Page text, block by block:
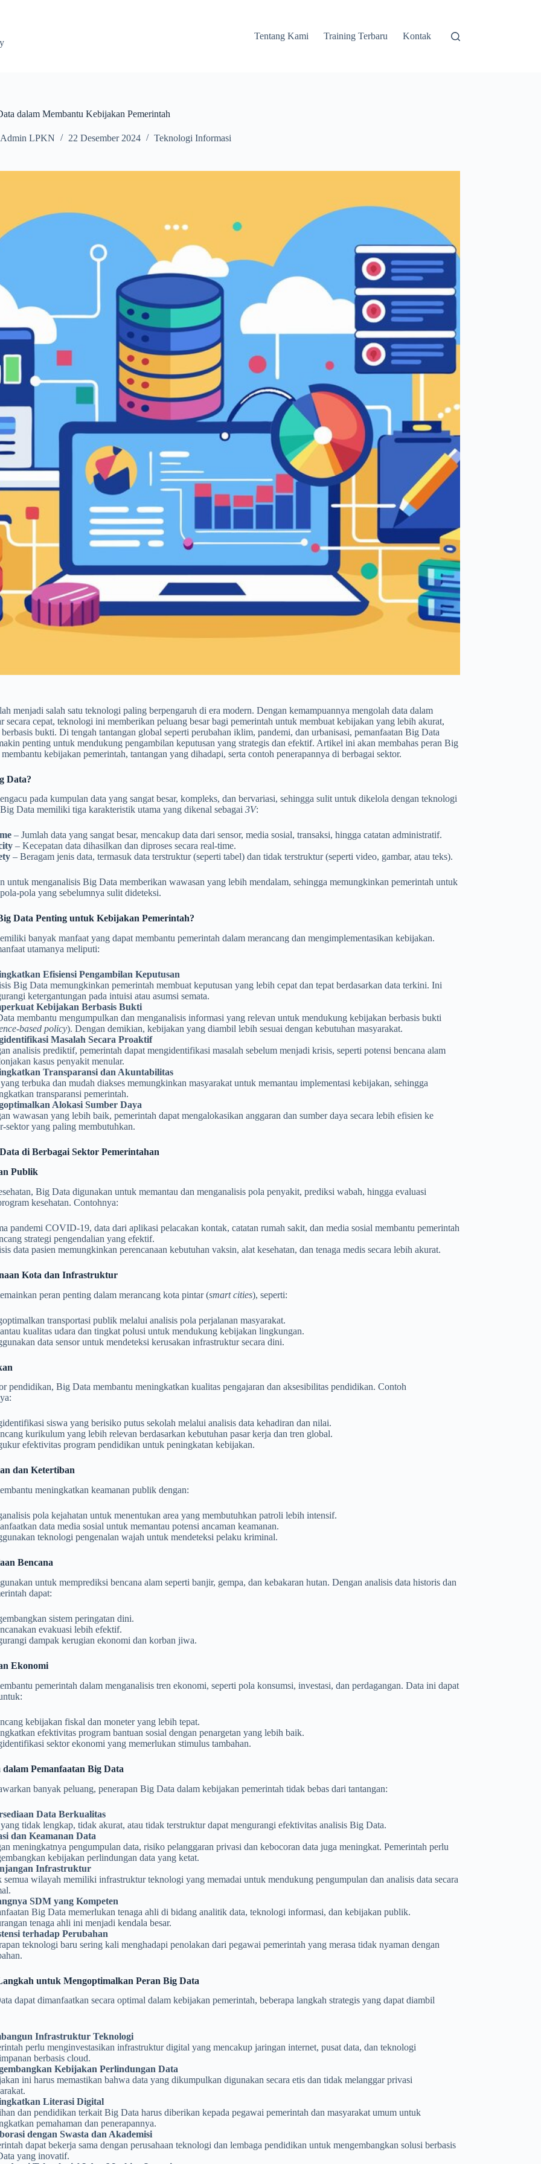
Tentang Kami Training Terbaru Kontak
dalam Membantu Kebijakan Pemerintah
Admin LPKN 22 Desember 2024 Teknologi Informasi
menjadi salah satu teknologi paling berpengaruh di era modern. Dengan kemampuannya mengolah data dalam
secara cepat, teknologi ini memberikan peluang besar bagi pemerintah untuk membuat kebijakan yang lebih akurat,
bukti. Di tengah tantangan global seperti perubahan iklim, pandemi, dan urbanisasi, pemanfaatan Big Data
penting untuk mendukung pengambilan keputusan yang strategis dan efektif. Artikel ini akan membahas peran Big
kebijakan pemerintah, tantangan yang dihadapi, serta contoh penerapannya di berbagai sektor.
Data?
pada kumpulan data yang sangat besar, kompleks, dan bervariasi, sehingga sulit untuk dikelola dengan teknologi
Data memiliki tiga karakteristik utama yang dikenal sebagai 3V:
– Jumlah data yang sangat besar, mencakup data dari sensor, media sosial, transaksi, hingga catatan administratif.
– Kecepatan data dihasilkan dan diproses secara real-time.
– Beragam jenis data, termasuk data terstruktur (seperti tabel) dan tidak terstruktur (seperti video, gambar, atau teks).
untuk menganalisis Big Data memberikan wawasan yang lebih mendalam, sehingga memungkinkan pemerintah untuk
pola yang sebelumnya sulit dideteksi.
Data Penting untuk Kebijakan Pemerintah?
banyak manfaat yang dapat membantu pemerintah dalam merancang dan mengimplementasikan kebijakan.
utamanya meliputi:
Efisiensi Pengambilan Keputusan
Big Data memungkinkan pemerintah membuat keputusan yang lebih cepat dan tepat berdasarkan data terkini. Ini
ketergantungan pada intuisi atau asumsi semata.
Kebijakan Berbasis Bukti
membantu mengumpulkan dan menganalisis informasi yang relevan untuk mendukung kebijakan berbasis bukti
based policy). Dengan demikian, kebijakan yang diambil lebih sesuai dengan kebutuhan masyarakat.
Masalah Secara Proaktif
analisis prediktif, pemerintah dapat mengidentifikasi masalah sebelum menjadi krisis, seperti potensi bencana alam
kasus penyakit menular.
Transparansi dan Akuntabilitas
terbuka dan mudah diakses memungkinkan masyarakat untuk memantau implementasi kebijakan, sehingga
transparansi pemerintah.
Alokasi Sumber Daya
wawasan yang lebih baik, pemerintah dapat mengalokasikan anggaran dan sumber daya secara lebih efisien ke
sektor yang paling membutuhkan.
di Berbagai Sektor Pemerintahan
Publik
Big Data digunakan untuk memantau dan menganalisis pola penyakit, prediksi wabah, hingga evaluasi
kesehatan. Contohnya:
pandemi COVID-19, data dari aplikasi pelacakan kontak, catatan rumah sakit, dan media sosial membantu pemerintah
strategi pengendalian yang efektif.
data pasien memungkinkan perencanaan kebutuhan vaksin, alat kesehatan, dan tenaga medis secara lebih akurat.
Kota dan Infrastruktur
peran penting dalam merancang kota pintar (smart cities), seperti:
transportasi publik melalui analisis pola perjalanan masyarakat.
kualitas udara dan tingkat polusi untuk mendukung kebijakan lingkungan.
data sensor untuk mendeteksi kerusakan infrastruktur secara dini.
pendidikan, Big Data membantu meningkatkan kualitas pengajaran dan aksesibilitas pendidikan. Contoh
siswa yang berisiko putus sekolah melalui analisis data kehadiran dan nilai.
kurikulum yang lebih relevan berdasarkan kebutuhan pasar kerja dan tren global.
efektivitas program pendidikan untuk peningkatan kebijakan.
dan Ketertiban
meningkatkan keamanan publik dengan:
pola kejahatan untuk menentukan area yang membutuhkan patroli lebih intensif.
data media sosial untuk memantau potensi ancaman keamanan.
teknologi pengenalan wajah untuk mendeteksi pelaku kriminal.
Bencana
untuk memprediksi bencana alam seperti banjir, gempa, dan kebakaran hutan. Dengan analisis data historis dan
dapat:
sistem peringatan dini.
evakuasi lebih efektif.
dampak kerugian ekonomi dan korban jiwa.
Ekonomi
pemerintah dalam menganalisis tren ekonomi, seperti pola konsumsi, investasi, dan perdagangan. Data ini dapat
kebijakan fiskal dan moneter yang lebih tepat.
efektivitas program bantuan sosial dengan penargetan yang lebih baik.
sektor ekonomi yang memerlukan stimulus tambahan.
Pemanfaatan Big Data
banyak peluang, penerapan Big Data dalam kebijakan pemerintah tidak bebas dari tantangan:
Data Berkualitas
tidak lengkap, tidak akurat, atau tidak terstruktur dapat mengurangi efektivitas analisis Big Data.
dan Keamanan Data
meningkatnya pengumpulan data, risiko pelanggaran privasi dan kebocoran data juga meningkat. Pemerintah perlu
kebijakan perlindungan data yang ketat.
Infrastruktur
semua wilayah memiliki infrastruktur teknologi yang memadai untuk mendukung pengumpulan dan analisis data secara
SDM yang Kompeten
Big Data memerlukan tenaga ahli di bidang analitik data, teknologi informasi, dan kebijakan publik.
tenaga ahli ini menjadi kendala besar.
terhadap Perubahan
teknologi baru sering kali menghadapi penolakan dari pegawai pemerintah yang merasa tidak nyaman dengan
untuk Mengoptimalkan Peran Big Data
dapat dimanfaatkan secara optimal dalam kebijakan pemerintah, beberapa langkah strategis yang dapat diambil
Infrastruktur Teknologi
perlu menginvestasikan infrastruktur digital yang mencakup jaringan internet, pusat data, dan teknologi
berbasis cloud.
Kebijakan Perlindungan Data
ini harus memastikan bahwa data yang dikumpulkan digunakan secara etis dan tidak melanggar privasi
Literasi Digital
dan pendidikan terkait Big Data harus diberikan kepada pegawai pemerintah dan masyarakat umum untuk
pemahaman dan penerapannya.
dengan Swasta dan Akademisi
dapat bekerja sama dengan perusahaan teknologi dan lembaga pendidikan untuk mengembangkan solusi berbasis
yang inovatif.